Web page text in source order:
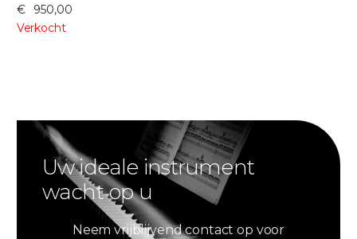
€
950,00
Verkocht
Uw ideale instrument
wacht op u
Neem vrijblijvend contact op voor